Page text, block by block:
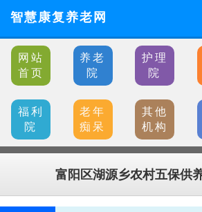
智慧康复养老网
网站
首页
养老
院
护理
院
福利
院
老年
痴呆
其他
机构
富阳区湖源乡农村五保供